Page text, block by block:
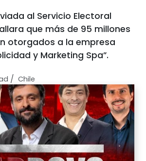
al Servicio Electoral
que más de 95 millones
otorgados a la empresa
y Marketing Spa”.
/ Chile